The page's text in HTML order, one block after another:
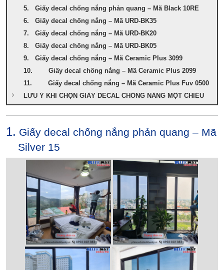
5. Giấy decal chống nắng phản quang – Mã Black 10RE
6. Giấy decal chống nắng – Mã URD-BK35
7. Giấy decal chống nắng – Mã URD-BK20
8. Giấy decal chống nắng – Mã URD-BK05
9. Giấy decal chống nắng – Mã Ceramic Plus 3099
10. Giấy decal chống nắng – Mã Ceramic Plus 2099
11. Giấy decal chống nắng – Mã Ceramic Plus Fuv 0500
LƯU Ý KHI CHỌN GIẤY DECAL CHỐNG NẮNG MỘT CHIỀU
1. Giấy decal chống nắng phản quang – Mã
Silver 15